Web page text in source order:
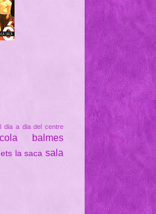
dia a dia del centre
balmes
la saca sala